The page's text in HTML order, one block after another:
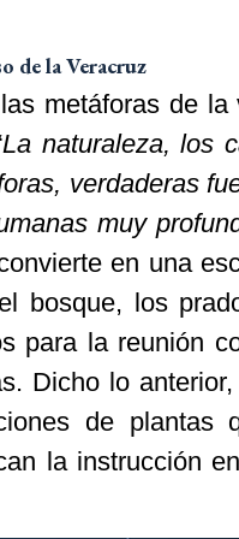
de la Veracruz
metáforas de la
La naturaleza, los
verdaderas
muy
en una
bosque, los
para la reunión
Dicho lo
de plantas
la instrucción